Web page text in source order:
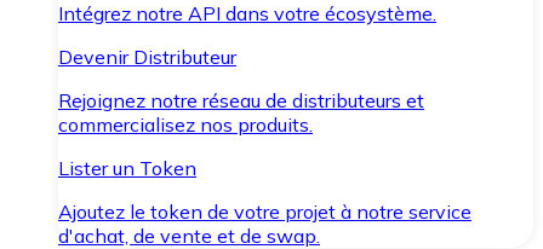
Intégrez notre API dans votre écosystème.
Devenir Distributeur
Rejoignez notre réseau de distributeurs et
commercialisez nos produits.
Lister un Token
Ajoutez le token de votre projet à notre service
d'achat, de vente et de swap.